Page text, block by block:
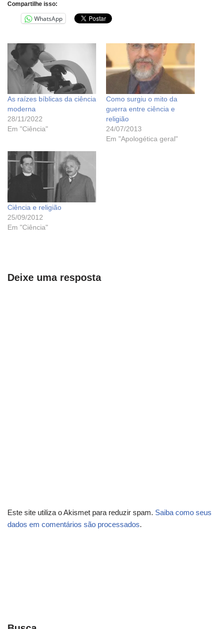
Compartilhe isso:
WhatsApp
As raízes bíblicas da ciência
moderna
28/11/2022
Em "Ciência"
Como surgiu o mito da
guerra entre ciência e
religião
24/07/2013
Em "Apologética geral"
Ciência e religião
25/09/2012
Em "Ciência"
Deixe uma resposta
Este site utiliza o Akismet para reduzir spam. Saiba como seus
dados em comentários são processados.